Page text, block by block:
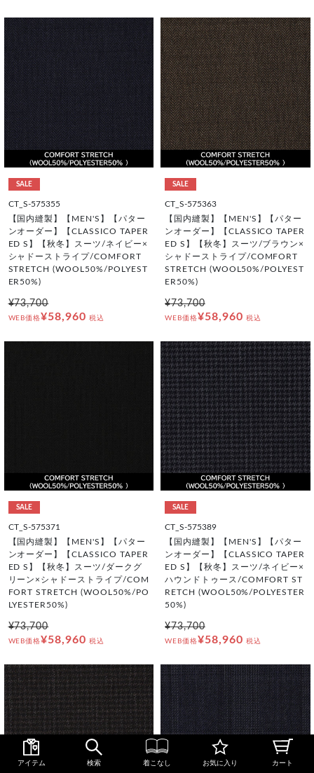
SALE
CT_S-575355
【国内縫製】【MEN'S】【パター
ンオーダー】【CLASSICO TAPER
ED S】【秋冬】スーツ/ネイビー×
シャドーストライプ/COMFORT
STRETCH (WOOL50%/POLYEST
ER50%)
¥73,700
WEB価格¥58,960 税込
SALE
CT_S-575363
【国内縫製】【MEN'S】【パター
ンオーダー】【CLASSICO TAPER
ED S】【秋冬】スーツ/ブラウン×
シャドーストライプ/COMFORT
STRETCH (WOOL50%/POLYEST
ER50%)
¥73,700
WEB価格¥58,960 税込
SALE
CT_S-575371
【国内縫製】【MEN'S】【パター
ンオーダー】【CLASSICO TAPER
ED S】【秋冬】スーツ/ダークグ
リーン×シャドーストライプ/COM
FORT STRETCH (WOOL50%/PO
LYESTER50%)
¥73,700
WEB価格¥58,960 税込
SALE
CT_S-575389
【国内縫製】【MEN'S】【パター
ンオーダー】【CLASSICO TAPER
ED S】【秋冬】スーツ/ネイビー×
ハウンドトゥース/COMFORT ST
RETCH (WOOL50%/POLYESTER
50%)
¥73,700
WEB価格¥58,960 税込
アイテム 検索 着こなし お気に入り カート